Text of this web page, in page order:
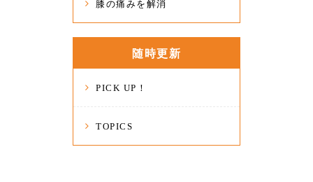
膝の痛みを解消
随時更新
PICK UP！
TOPICS